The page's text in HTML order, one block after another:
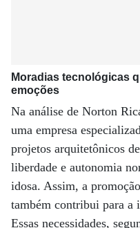
Moradias tecnológicas
emoções
Na análise de Norton
uma empresa
projetos arquitetônicos
liberdade e autonomia
idosa. Assim, a
também contribui para a
Essas necessidades,